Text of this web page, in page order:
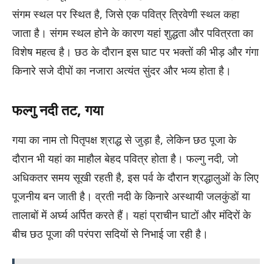
संगम स्थल पर स्थित है, जिसे एक पवित्र त्रिवेणी स्थल कहा
जाता है। संगम स्थल होने के कारण यहां शुद्धता और पवित्रता का
विशेष महत्व है। छठ के दौरान इस घाट पर भक्तों की भीड़ और गंगा
किनारे सजे दीपों का नजारा अत्यंत सुंदर और भव्य होता है।
फल्गु नदी तट, गया
गया का नाम तो पितृपक्ष श्राद्ध से जुड़ा है, लेकिन छठ पूजा के
दौरान भी यहां का माहौल बेहद पवित्र होता है। फल्गु नदी, जो
अधिकतर समय सूखी रहती है, इस पर्व के दौरान श्रद्धालुओं के लिए
पूजनीय बन जाती है। व्रती नदी के किनारे अस्थायी जलकुंडों या
तालाबों में अर्घ्य अर्पित करते हैं। यहां प्राचीन घाटों और मंदिरों के
बीच छठ पूजा की परंपरा सदियों से निभाई जा रही है।